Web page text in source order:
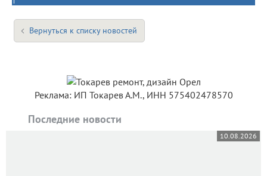
Вернуться к списку новостей
Реклама: ИП Токарев А.М., ИНН 575402478570
Последние новости
10.08.2026